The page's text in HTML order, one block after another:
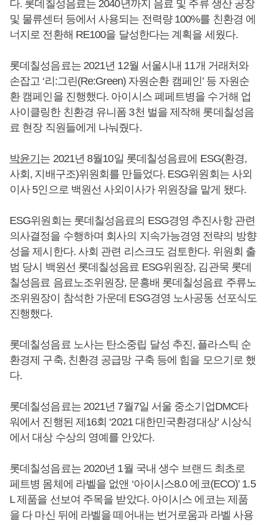
다. 롯데칠성음료는 2040년까지 음료 및 주류 생산 공장
및 물류센터 등에서 사용되는 전력량 100%를 친환경 에
너지로 전환해 RE100을 달성한다는 계획을 세웠다.
롯데칠성음료는 2021년 12월 서울시내 11개 거래처와
손잡고 ‘리:그린(Re:Green) 자원순환 캠페인’ 등 자원순
환 캠페인을 진행했다. 아이시스 폐페트병을 수거해 업
사이클링한 친환경 유니폼 3천 벌을 제작해 롯데칠성음
료 현장 직원들에게 나눠줬다.
박윤기는 2021년 8월10일 롯데칠성음료에 ESG(환경,
사회, 지배구조)위원회를 만들었다. ESG위원회는 사외
이사 5인으로 백원선 사외이사가 위원장을 맡게 됐다.
ESG위원회는 롯데칠성음료의 ESG경영 추진사항 관련
의사결정을 수행하며 회사의 지속가능경영 전략의 방향
성을 제시한다. 사회 관련 리스크도 검토한다. 위원회 출
범 당시 백원선 롯데칠성음료 ESG위원장, 김관묵 롯데
칠성음료 음료노조위원장, 문흥배 롯데칠성음료 주류노
조위원장이 참석한 가운데 ESG경영 노사공동 선포식도
진행했다.
롯데칠성음료 노사는 탄소중립 달성 추진, 플라스틱 순
환경제 구축, 친환경 공급망 구축 등에 힘을 모으기로 했
다.
롯데칠성음료는 2021년 7월7일 서울 중소기업DMC타
워에서 진행된 제16회 ‘2021 대한민국환경대상’ 시상식
에서 대상 수상의 영예를 안았다.
롯데칠성음료는 2020년 1월 국내 생수 브랜드 최초로
페트병 몸체에 라벨을 없앤 ‘아이시스8.0 에코(ECO)’ 1.5
L 제품을 선보여 주목을 받았다. 아이시스 에코는 제품
을 다 마신 뒤에 라벨을 떼어내는 번거로움과 라벨 사용